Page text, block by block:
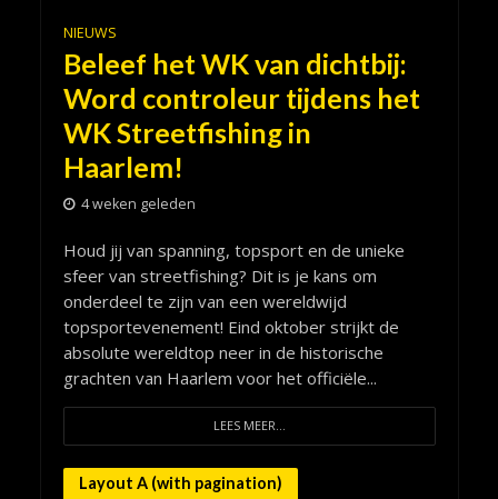
NIEUWS
Beleef het WK van dichtbij:
Word controleur tijdens het
WK Streetfishing in
Haarlem!
4 weken geleden
Houd jij van spanning, topsport en de unieke
sfeer van streetfishing? Dit is je kans om
onderdeel te zijn van een wereldwijd
topsportevenement! Eind oktober strijkt de
absolute wereldtop neer in de historische
grachten van Haarlem voor het officiële...
LEES MEER...
Layout A (with pagination)